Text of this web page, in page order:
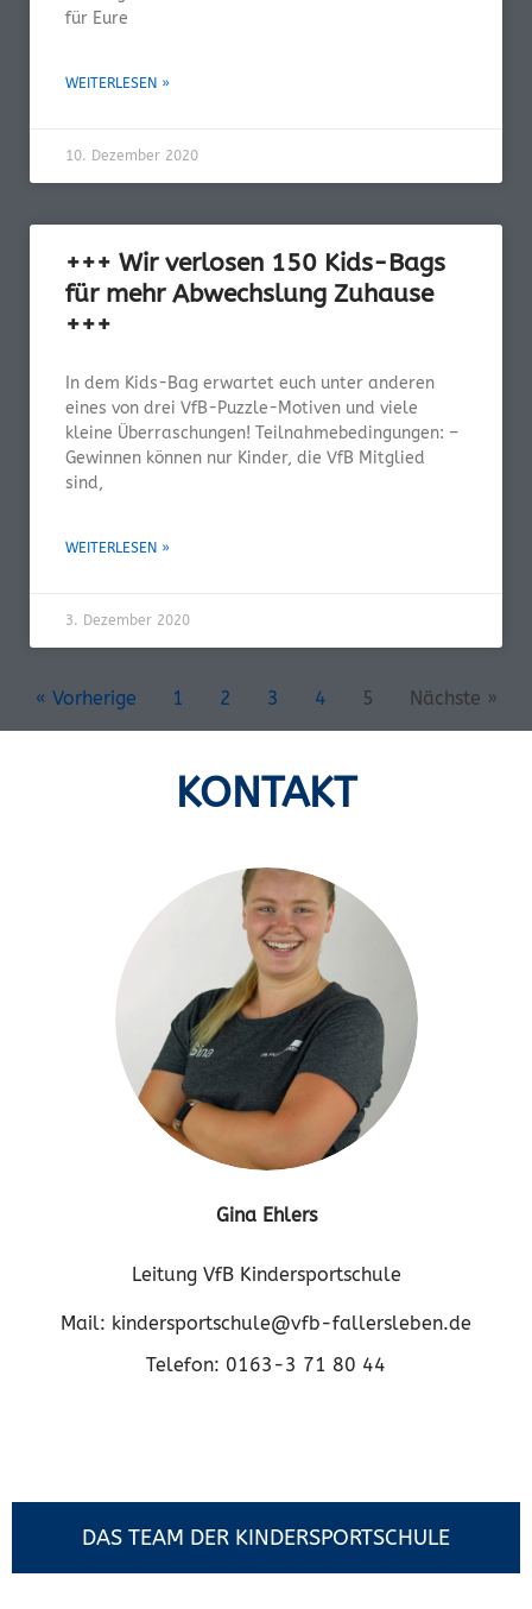
für Eure
WEITERLESEN »
10. Dezember 2020
+++ Wir verlosen 150 Kids-Bags
für mehr Abwechslung Zuhause
+++
In dem Kids-Bag erwartet euch unter anderen
eines von drei VfB-Puzzle-Motiven und viele
kleine Überraschungen! Teilnahmebedingungen: –
Gewinnen können nur Kinder, die VfB Mitglied
sind,
WEITERLESEN »
3. Dezember 2020
« Vorherige 1 2 3 4 5 Nächste »
KONTAKT
Gina Ehlers
Leitung VfB Kindersportschule
Mail: kindersportschule@vfb-fallersleben.de
Telefon: 0163-3 71 80 44
DAS TEAM DER KINDERSPORTSCHULE